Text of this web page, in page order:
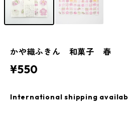
かや織ふきん 和菓子 春
¥550
International shipping